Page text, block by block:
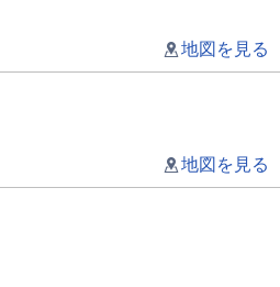
地図を見る
地図を見る